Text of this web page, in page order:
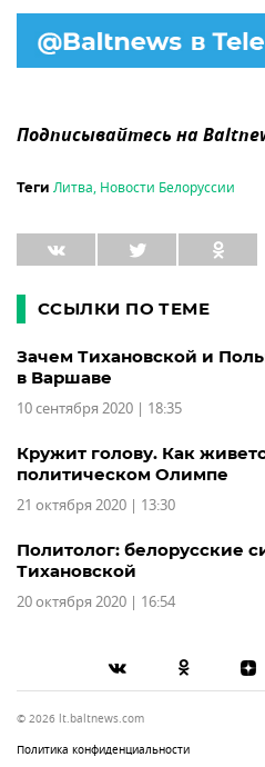
Подписывайтесь на
Теги Литва, Новости Белоруссии
ССЫЛКИ ПО ТЕМЕ
Зачем Тихановской и
в Варшаве
10 сентября 2020 | 18:35
Кружит голову. Как
политическом Олимпе
21 октября 2020 | 13:30
Политолог: белорусские
Тихановской
20 октября 2020 | 16:54
© 2026 lt.baltnews.com
Политика конфиденциальности